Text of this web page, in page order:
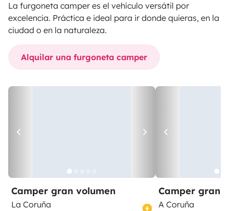
La furgoneta camper es el vehículo versátil por
excelencia. Práctica e ideal para ir donde quieras, en la
ciudad o en la naturaleza.
Alquilar una furgoneta camper
Camper gran volumen
La Coruña
Camper gran
A Coruña